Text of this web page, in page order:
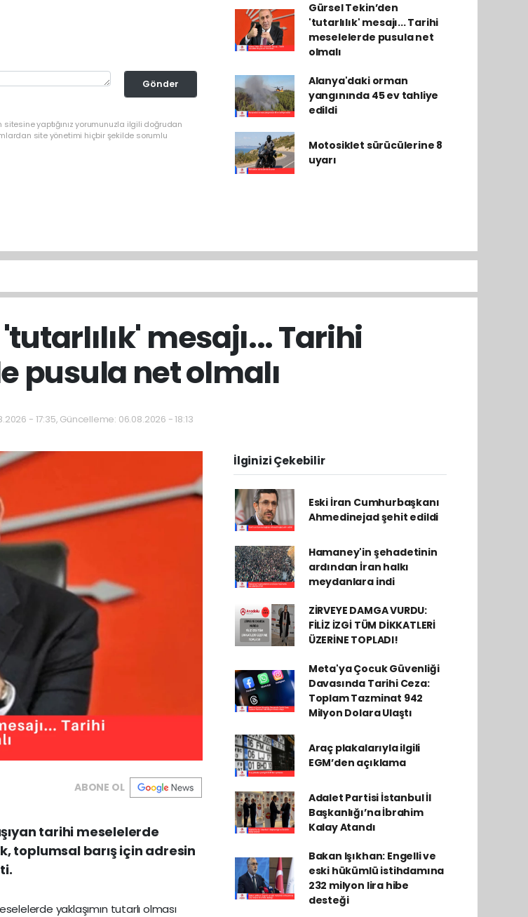
Gönder
yaptığınız yorumunuzla ilgili doğrudan
site yönetimi hiçbir şekilde sorumlu
Gürsel Tekin’den
'tutarlılık' mesajı... Tarihi
meselelerde pusula net
olmalı
Alanya'daki orman
yangınında 45 ev tahliye
edildi
Motosiklet sürücülerine 8
uyarı
mesajı... Tarihi
pusula net olmalı
- 17:35, Güncelleme: 06.08.2026 - 18:13
ABONE OL
tarihi meselelerde
toplumsal barış için adresin
yaklaşımın tutarlı olması
İlginizi Çekebilir
Eski İran Cumhurbaşkanı
Ahmedinejad şehit edildi
Hamaney'in şehadetinin
ardından İran halkı
meydanlara indi
ZİRVEYE DAMGA VURDU:
FİLİZ İZGİ TÜM DİKKATLERİ
ÜZERİNE TOPLADI!
Meta'ya Çocuk Güvenliği
Davasında Tarihi Ceza:
Toplam Tazminat 942
Milyon Dolara Ulaştı
Araç plakalarıyla ilgili
EGM’den açıklama
Adalet Partisi İstanbul İl
Başkanlığı’na İbrahim
Kalay Atandı
Bakan Işıkhan: Engelli ve
eski hükümlü istihdamına
232 milyon lira hibe
desteği